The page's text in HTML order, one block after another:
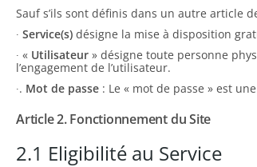
Sauf s’ils sont définis dans un autre article
∙ Service(s) désigne la mise à disposition
∙ « Utilisateur » désigne toute personne
l’engagement de l’utilisateur.
∙. Mot de passe : Le « mot de passe » est
Article 2. Fonctionnement du Site
2.1 Eligibilité au Service